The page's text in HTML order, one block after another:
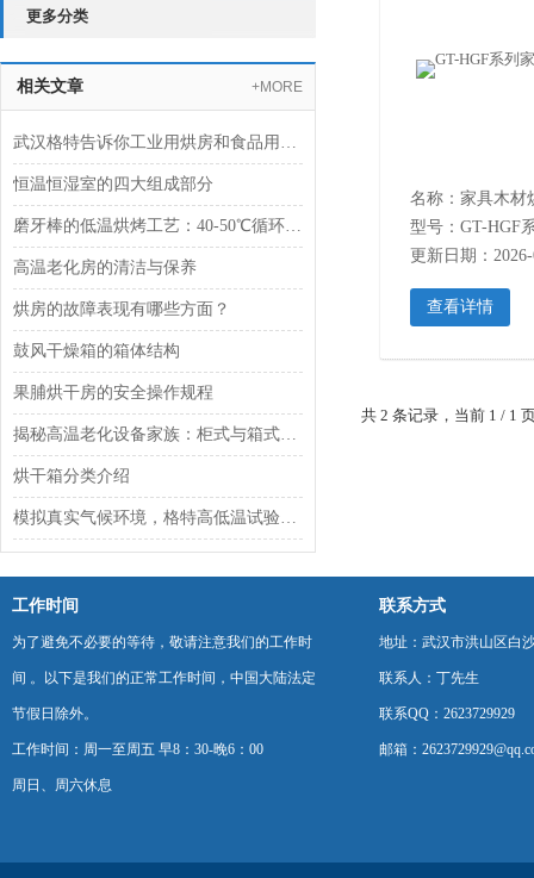
更多分类
相关文章 +MORE
武汉格特告诉你工业用烘房和食品用烘房的区别
恒温恒湿室的四大组成部分
磨牙棒的低温烘烤工艺：40-50℃循环烘烤的奥秘
高温老化房的清洁与保养
烘房的故障表现有哪些方面？
鼓风干燥箱的箱体结构
果脯烘干房的安全操作规程
揭秘高温老化设备家族：柜式与箱式的核心区别差异
烘干箱分类介绍
模拟真实气候环境，格特高低温试验箱为产品可靠性保驾护航
名称：家具木材
型号：GT-HGF
更新日期：
查看详情
共 2 条记录，当前 1 / 1
工作时间
为了避免不必要的等待，敬请注意我们的工作时
间 。以下是我们的正常工作时间，中国大陆法定
节假日除外。
工作时间：周一至周五 早8：30-晚6：00
周日、周六休息
联系方式
地址：武汉市洪山区白
联系人：丁先生
联系QQ：2623729929
邮箱：